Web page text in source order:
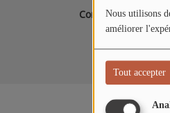
Nous utilisons
améliorer
Tout accepter
Connectez-vous